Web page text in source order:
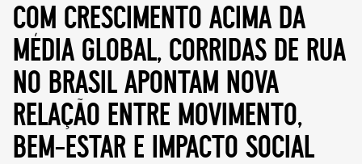
com crescimento acima da
média global, corridas de rua
no brasil apontam nova
relação entre movimento,
bem-estar e impacto social